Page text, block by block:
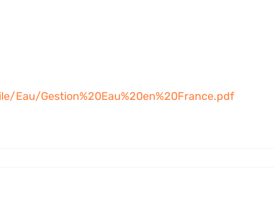
Gestion%20Eau%20en%20France.pdf